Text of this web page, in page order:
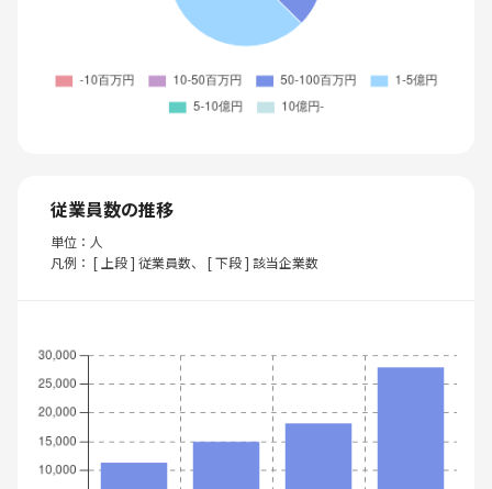
従業員数の推移
単位：人
凡例： [ 上段 ] 従業員数、 [ 下段 ] 該当企業数